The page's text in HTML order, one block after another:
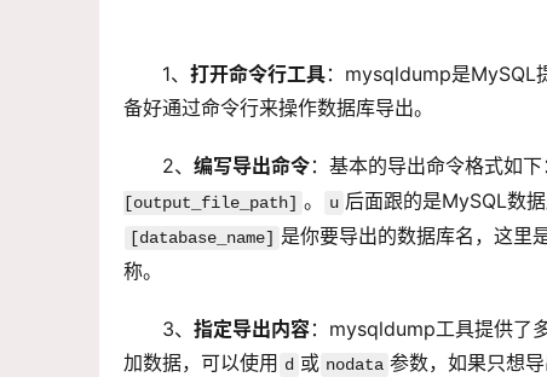
1、 打开命令行工具： mysqldump是MySQL
备好通过命令行来操作数据库导出。
2、 编写导出命令：基本的导出命令格式如下
[output_file_path] 。 u 后面跟的是MySQL数据
[database_name] 是你要导出的数据库名，这里
称。
3、 指定导出内容：mysqldump工具提供了
加数据，可以使用 d 或 nodata 参数，如果只想